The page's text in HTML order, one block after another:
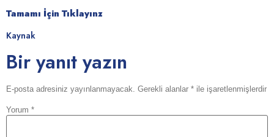
Tamamı İçin Tıklayınz
Kaynak
Bir yanıt yazın
E-posta adresiniz yayınlanmayacak. Gerekli alanlar * ile işaretlenmişlerdir
Yorum *